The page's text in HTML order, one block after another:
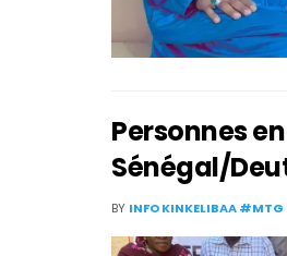
Personnes
Sénégal/
BY INFO KINKELIBAA #MTG